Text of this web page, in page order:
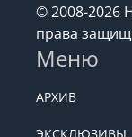
© 2008-2026
права
Меню
АРХИВ